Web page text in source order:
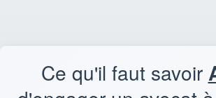
Ce qu'il faut savoir